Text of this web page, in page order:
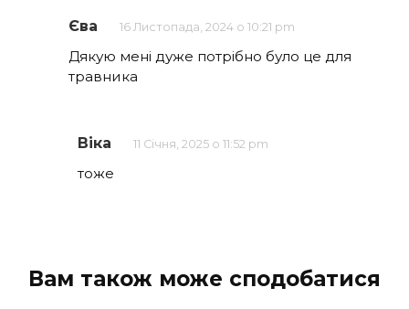
Єва 16 Листопада, 2024 о 10:21 pm
Дякую мені дуже потрібно було це для
травника
Віка 11 Січня, 2025 о 11:52 pm
тоже
Вам також може сподобатися